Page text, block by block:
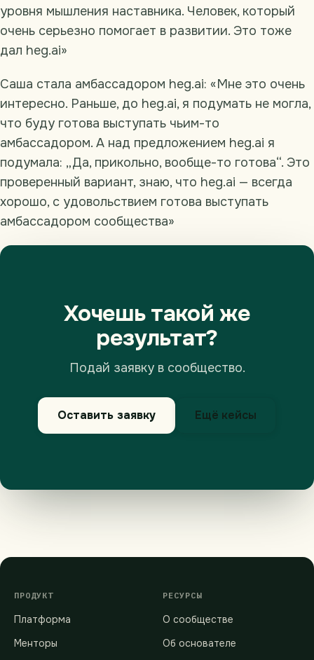
уровня мышления наставника. Человек, который
очень серьезно помогает в развитии. Это тоже
дал heg.ai»
Саша стала амбассадором heg.ai: «Мне это очень
интересно. Раньше, до heg.ai, я подумать не могла,
что буду готова выступать чьим-то
амбассадором. А над предложением heg.ai я
подумала: „Да, прикольно, вообще-то готова“. Это
проверенный вариант, знаю, что heg.ai — всегда
хорошо, с удовольствием готова выступать
амбассадором сообщества»
Хочешь такой же
результат?
Подай заявку в сообщество.
Оставить заявку Ещё кейсы
ПРОДУКТ
Платформа
Менторы
РЕСУРСЫ
О сообществе
Об основателе